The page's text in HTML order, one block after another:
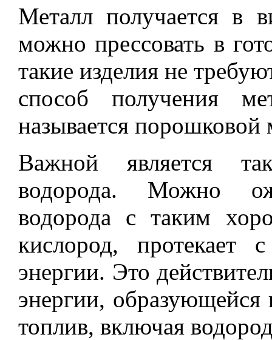
Металл получается в
можно прессовать в
такие изделия не
способ получения
называется порошковой
Важной является
водорода. Можно
водорода с таким
кислород, протекает
энергии. Это
энергии,
топлив, включая